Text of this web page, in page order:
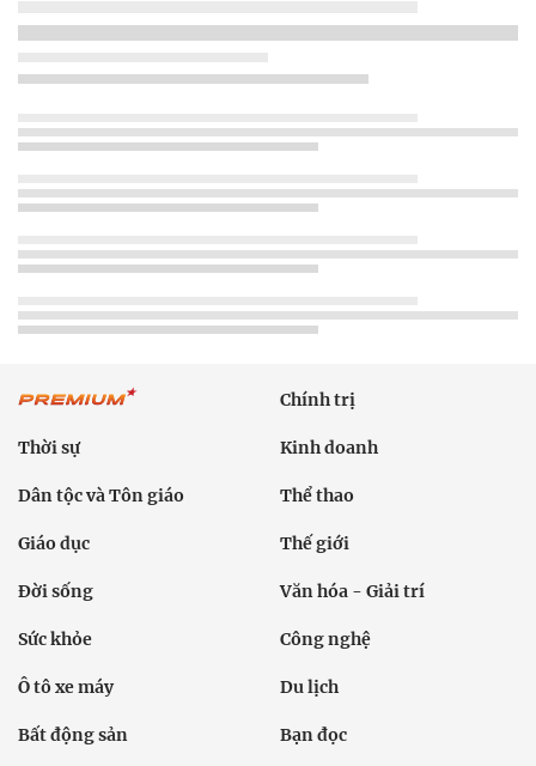
Chính trị
Thời sự Kinh doanh
Dân tộc và Tôn giáo Thể thao
Giáo dục Thế giới
Đời sống Văn hóa - Giải trí
Sức khỏe Công nghệ
Ô tô xe máy Du lịch
Bất động sản Bạn đọc